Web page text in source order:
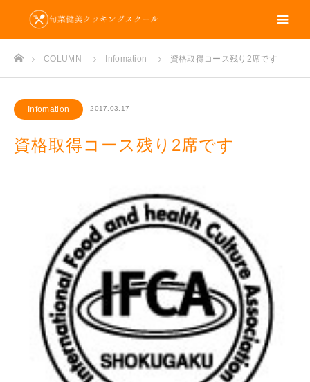
ホームCOLUMN Infomation 資格取得コース残り2席です
Infomation 2017.03.17
資格取得コース残り2席です